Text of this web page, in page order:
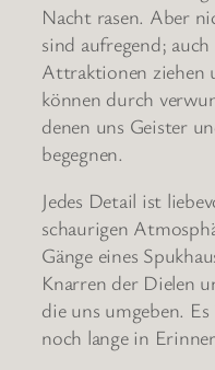
Nacht rasen. Aber
sind aufregend;
Attraktionen ziehen
können durch
denen uns Geister
begegnen.
Jedes Detail ist
schaurigen
Gänge eines
Knarren der Dielen
die uns umgeben.
noch lange in